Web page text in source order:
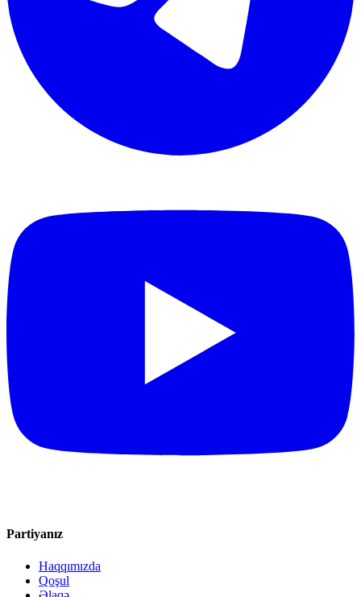
Partiyanız
Haqqımızda
Qoşul